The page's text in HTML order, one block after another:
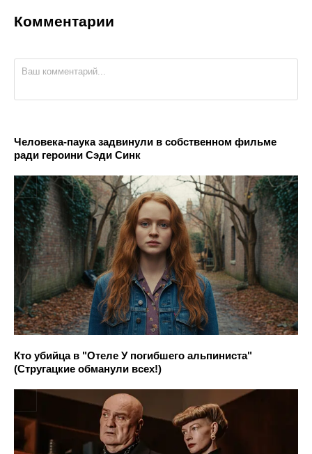
Комментарии
Человека-паука задвинули в собственном фильме
ради героини Сэди Синк
Кто убийца в "Отеле У погибшего альпиниста"
(Стругацкие обманули всех!)